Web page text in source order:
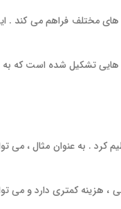
های مختلف فراهم می‌
هایی تشکیل شده است
کرد . به عنوان مثال ،
، هزینه کمتری دارد و